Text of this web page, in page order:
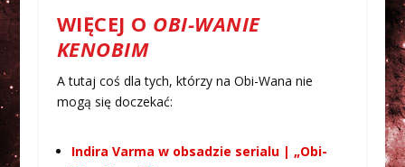
WIĘCEJ O OBI-WANIE
KENOBIM
A tutaj coś dla tych, którzy na Obi-Wana nie
mogą się doczekać:
Indira Varma w obsadzie serialu | „Obi-